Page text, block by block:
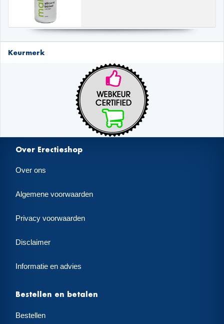
Keurmerk
Over Erectieshop
Over ons
Algemene voorwaarden
Privacy voorwaarden
Disclaimer
Informatie en advies
Bestellen en betalen
Bestellen